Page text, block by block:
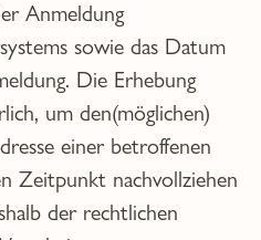
Anmeldung
sowie das Datum
Die Erhebung
um den(möglichen)
einer betroffenen
Zeitpunkt nachvollziehen
der rechtlichen